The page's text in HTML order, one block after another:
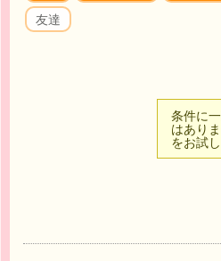
友達
条件に
はあり
をお試